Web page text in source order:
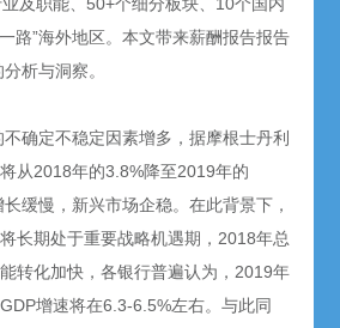
及职能、50+个细分板块、10个国内
路”海外地区。本文带来薪酬报告报告
析与洞察。
确定不稳定因素增多，据摩根士丹利
从2018年的3.8%降至2019年的
缓慢，新兴市场企稳。在此背景下，
长期处于重要战略机遇期，2018年总
转化加快，各银行普遍认为，2019年
增速将在6.3-6.5%左右。与此同